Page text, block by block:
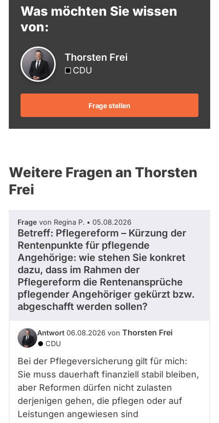
Was möchten Sie wissen
von:
Thorsten Frei
CDU
Frage stellen
Weitere Fragen an Thorsten
Frei
Frage von Regina P. • 05.08.2026
Betreff: Pflegereform – Kürzung der
Rentenpunkte für pflegende
Angehörige: wie stehen Sie konkret
dazu, dass im Rahmen der
Pflegereform die Rentenansprüche
pflegender Angehöriger gekürzt bzw.
abgeschafft werden sollen?
Antwort 06.08.2026 von Thorsten Frei
CDU
Bei der Pflegeversicherung gilt für mich:
Sie muss dauerhaft finanziell stabil bleiben,
aber Reformen dürfen nicht zulasten
derjenigen gehen, die pflegen oder auf
Leistungen angewiesen sind